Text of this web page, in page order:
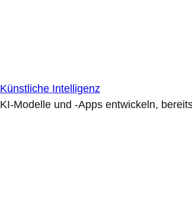
Künstliche Intelligenz
KI-Modelle und -Apps entwickeln,